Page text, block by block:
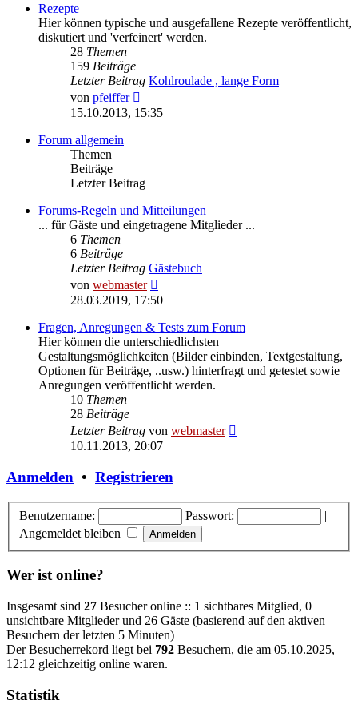
Rezepte
Hier können typische und ausgefallene Rezepte veröffentlicht,
diskutiert und 'verfeinert' werden.
28 Themen
159 Beiträge
Letzter Beitrag Kohlroulade , lange Form
von pfeiffer
Beitrag
15.10.2013, 15:35
Forum allgemein
Themen
Beiträge
Letzter Beitrag
Forums-Regeln und Mitteilungen
... für Gäste und eingetragene Mitglieder ...
6 Themen
6 Beiträge
Letzter Beitrag Gästebuch
von webmaster
Beitrag
28.03.2019, 17:50
Fragen, Anregungen & Tests zum Forum
Hier können die unterschiedlichsten
Gestaltungsmöglichkeiten (Bilder einbinden, Textgestaltung,
Optionen für Beiträge, ..usw.) hinterfragt und getestet sowie
Anregungen veröffentlicht werden.
10 Themen
28 Beiträge
Letzter Beitrag von webmaster
10.11.2013, 20:07
Anmelden • Registrieren
Benutzername: Passwort:
|
Angemeldet bleiben
Wer ist online?
Insgesamt sind 27 Besucher online :: 1 sichtbares Mitglied, 0
unsichtbare Mitglieder und 26 Gäste (basierend auf den aktiven
Besuchern der letzten 5 Minuten)
Der Besucherrekord liegt bei 792 Besuchern, die am 05.10.2025,
12:12 gleichzeitig online waren.
Statistik